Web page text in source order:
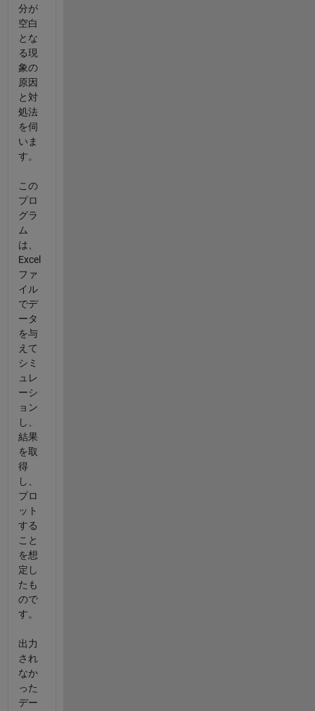
分が
空白
とな
る現
象の
原因
と対
処法
を伺
いま
す。
この
プロ
グラ
ム
は、
Excel
ファ
イル
でデ
ータ
を与
えて
シミ
ュレ
ーシ
ョン
し、
結果
を取
得
し、
プロ
ット
する
こと
を想
定し
たも
ので
す。
出力
され
なか
った
デー